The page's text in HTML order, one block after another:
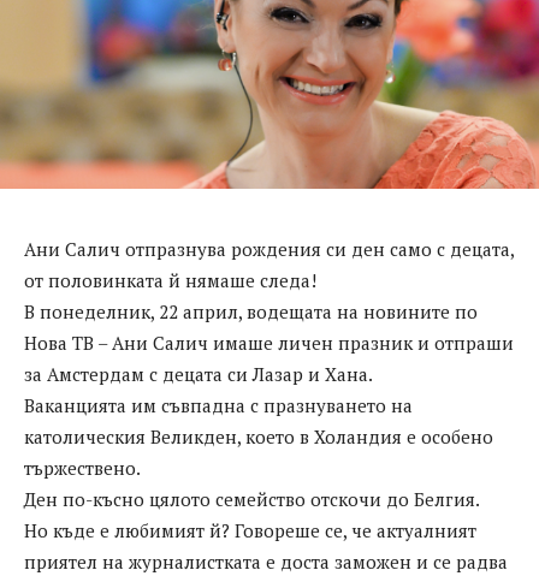
Ани Салич отпразнува рождения си ден само с децата,
от половинката й нямаше следа!
В понеделник, 22 април, водещата на новините по
Нова ТВ – Ани Салич имаше личен празник и отпраши
за Амстердам с децата си Лазар и Хана.
Ваканцията им съвпадна с празнуването на
католическия Великден, което в Холандия е особено
тържествено.
Ден по-късно цялото семейство отскочи до Белгия.
Но къде е любимият й? Говореше се, че актуалният
приятел на журналистката е доста заможен и се радва